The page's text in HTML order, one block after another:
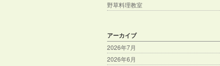
野草料理教室
アーカイブ
2026年7月
2026年6月